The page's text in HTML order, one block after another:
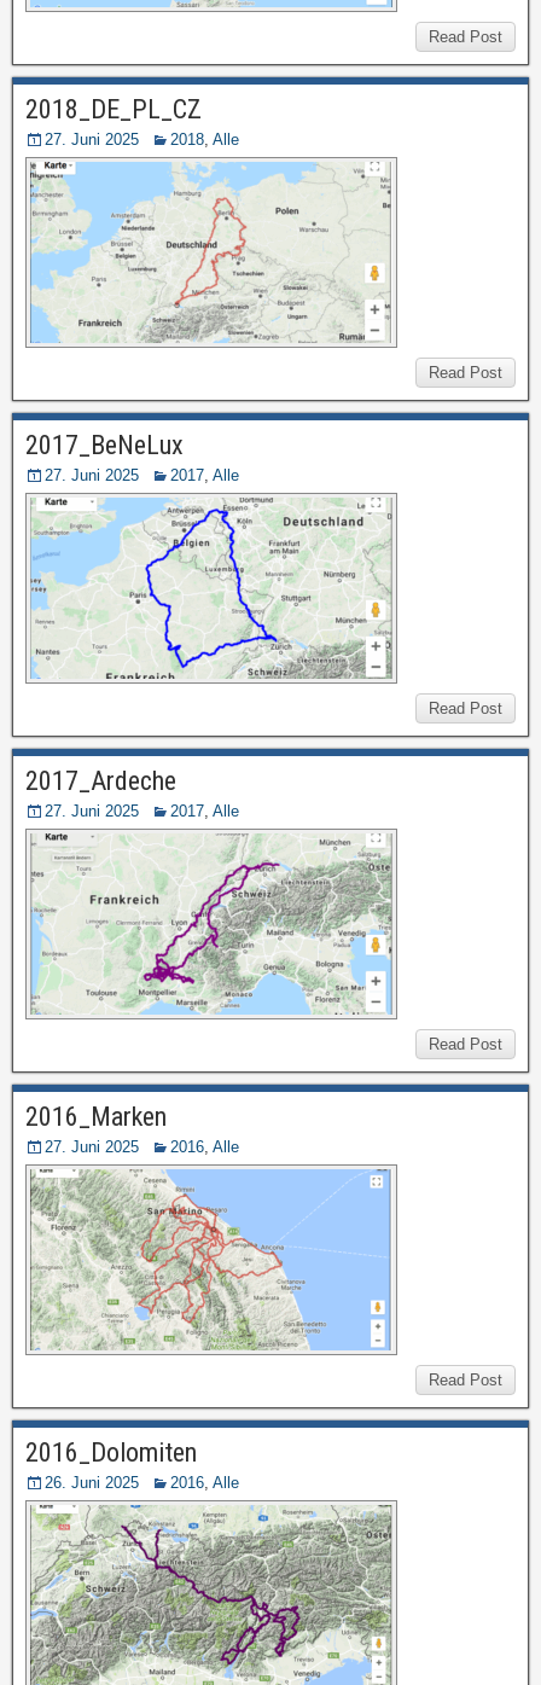
Read Post
2018_DE_PL_CZ
27. Juni 2025 2018, Alle
Read Post
2017_BeNeLux
27. Juni 2025 2017, Alle
Read Post
2017_Ardeche
27. Juni 2025 2017, Alle
Read Post
2016_Marken
27. Juni 2025 2016, Alle
Read Post
2016_Dolomiten
26. Juni 2025 2016, Alle